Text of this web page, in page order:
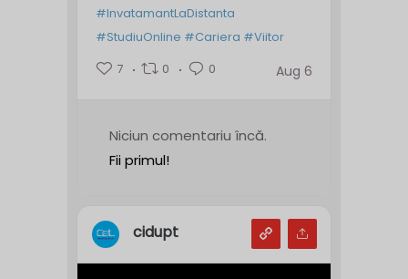
#InvatamantLaDistanta
#StudiuOnline #Cariera #Viitor
7
0 0 Aug 6
Niciun comentariu încă.
Fii primul!
cidupt